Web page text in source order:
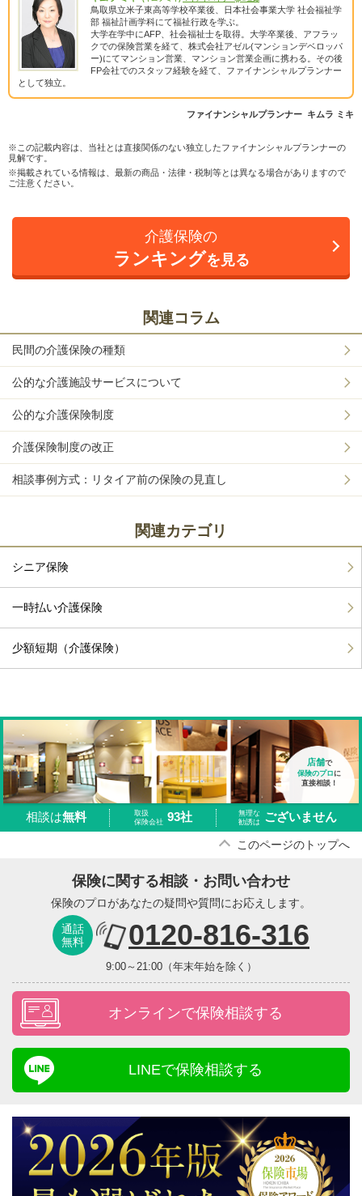
鳥取県立米子東高等学校卒業後、日本社会事業大学 社会福祉学
部 福祉計画学科にて福祉行政を学ぶ。
大学在学中にAFP、社会福祉士を取得。大学卒業後、アフラッ
クでの保険営業を経て、株式会社アゼル(マンションデベロッパ
ー)にてマンション営業、マンション営業企画に携わる。その後
FP会社でのスタッフ経験を経て、ファイナンシャルプランナー
として独立。
ファイナンシャルプランナー キムラ ミキ
※この記載内容は、当社とは直接関係のない独立したファイナンシャルプランナーの
見解です。
※掲載されている情報は、最新の商品・法律・税制等とは異なる場合がありますので
ご注意ください。
介護保険の
ランキングを見る
関連コラム
民間の介護保険の種類
公的な介護施設サービスについて
公的な介護保険制度
介護保険制度の改正
相談事例方式：リタイア前の保険の見直し
関連カテゴリ
シニア保険
一時払い介護保険
少額短期（介護保険）
店舗で
保険のプロ に
直接相談！
相談は無料
取扱
保険会社 93社
無理な
勧誘は
ございません
このページのトップへ
保険に関する相談・お問い合わせ
保険のプロがあなたの疑問や質問にお応えします。
通話
無料
0120-816-316
9:00～21:00（年末年始を除く）
オンラインで保険相談する
LINEで保険相談する